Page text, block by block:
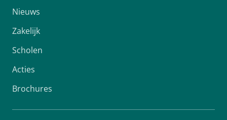
Nieuws
Zakelijk
Scholen
Acties
Brochures